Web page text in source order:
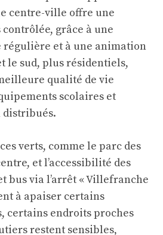
centre-ville offre une
grâce à une
et à une animation
le sud, plus résidentiels,
qualité de vie
scolaires et
distribués.
verts, comme le parc des
et l’accessibilité des
bus via l’arrêt « Villefranche
à apaiser certains
certains endroits proches
restent sensibles,